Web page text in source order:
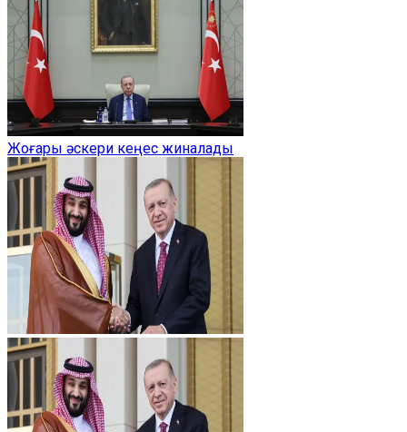
Жоғары әскери кеңес жиналады